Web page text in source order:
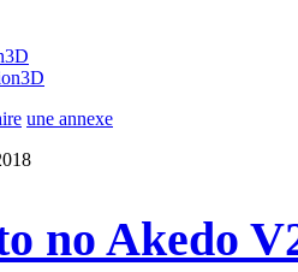
une annexe
no Akedo